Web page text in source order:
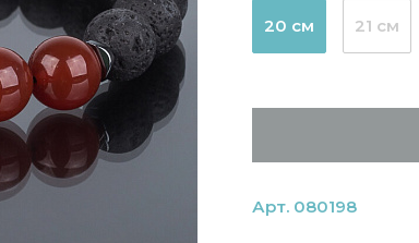
20 см 21 см
Арт. 080198